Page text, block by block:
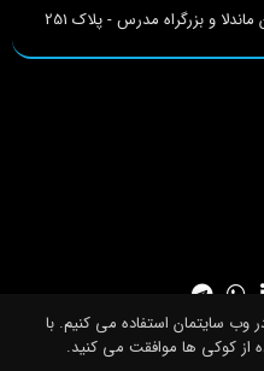
تهران- خیابان ظفر - بین بلوار نلسون ماندلا و بزرگراه مدرس - پلاک 251
وب سایتمان استفاده می کنیم. با
از کوکی ها موافقت می کنید.
خود را تکمیل کنید